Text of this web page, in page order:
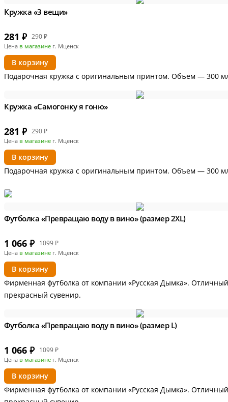
Кружка «3 вещи»
281 ₽ 290 ₽
Цена в магазине г. Мценск
В корзину
Подарочная кружка с оригинальным принтом. Объем — 300
Кружка «Самогонку я гоню»
281 ₽ 290 ₽
Цена в магазине г. Мценск
В корзину
Подарочная кружка с оригинальным принтом. Объем — 300
Футболка «Превращаю воду в вино» (размер 2XL)
1 066 ₽ 1099 ₽
Цена в магазине г. Мценск
В корзину
Фирменная футболка от компании «Русская Дымка».
прекрасный сувенир.
Футболка «Превращаю воду в вино» (размер L)
1 066 ₽ 1099 ₽
Цена в магазине г. Мценск
В корзину
Фирменная футболка от компании «Русская Дымка».